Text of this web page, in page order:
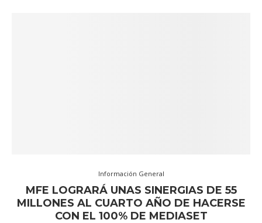
Información General
MFE LOGRARÁ UNAS SINERGIAS DE 55
MILLONES AL CUARTO AÑO DE HACERSE
CON EL 100% DE MEDIASET